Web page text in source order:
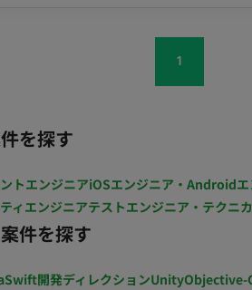
化・自動化に向けたシステムの提案
細をすり合わせることが可能です。
クス
1
を探す
トエンジニアiOSエンジニア・Androidエ
ィエンジニアテストエンジニア・テクニ
件を探す
Swift開発ディレクションUnityObjective-